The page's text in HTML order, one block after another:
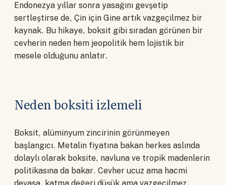
Endonezya yıllar sonra yasağını gevşetip
sertleştirse de, Çin için Gine artık vazgeçilmez bir
kaynak. Bu hikaye, boksit gibi sıradan görünen bir
cevherin neden hem jeopolitik hem lojistik bir
mesele olduğunu anlatır.
Neden boksiti izlemeli
Boksit, alüminyum zincirinin görünmeyen
başlangıcı. Metalin fiyatına bakan herkes aslında
dolaylı olarak boksite, navluna ve tropik madenlerin
politikasına da bakar. Cevher ucuz ama hacmi